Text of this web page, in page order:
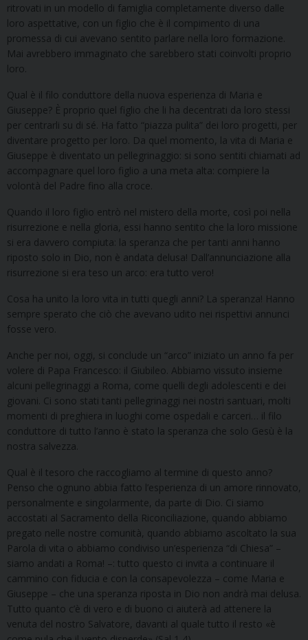
ritrovati in un modello di famiglia completamente diverso dalle
loro aspettative, con un figlio che è il compimento di una
promessa di cui avevano sentito parlare nella loro formazione.
Mai avrebbero immaginato che sarebbero stati coinvolti proprio
loro.
Qual è il filo conduttore della nuova esperienza di Maria e
Giuseppe? È proprio quel figlio che li ha decentrati da loro stessi
per centrarli su di sé. Ha fatto “piazza pulita” dei loro progetti, per
diventare progetto per loro. Da quel momento, la vita di Maria e
Giuseppe è diventato un pellegrinaggio: si sono sentiti chiamati ad
accompagnare quel loro figlio a una meta alta: compiere la
volontà del Padre fino alla croce.
Quando il loro figlio entrò nel mistero della morte, così poi nella
risurrezione e nella gloria, essi hanno sentito che la loro missione
si era davvero compiuta: la speranza che per tanti anni hanno
riposto solo in Dio, non è andata delusa! Dall’annunciazione alla
risurrezione si era teso un arco: era tutto vero!
Cosa ha unito la loro vita in tutti quegli anni? La speranza! Hanno
sempre sperato che ciò che avevano udito nei rispettivi annunci
fosse vero.
Anche per noi, oggi, si conclude un “arco” iniziato un anno fa per
volere di Papa Francesco: il Giubileo. Abbiamo vissuto insieme
alcuni pellegrinaggi a Roma, come quelli degli adolescenti e dei
giovani. Ci sono stati tanti pellegrinaggi nei nostri santuari, molti
momenti di preghiera in luoghi come ospedali e carceri… il filo
conduttore di tutto l’anno è stato la speranza che solo Gesù è la
nostra salvezza.
Qual è il tesoro che raccogliamo al termine di questo anno?
Penso che ognuno abbia fatto l’esperienza di un amore rinnovato,
personalmente e singolarmente, da parte di Dio. Ci siamo
accostati al Sacramento della Riconciliazione, quando abbiamo
pregato nelle nostre comunità, quando abbiamo ascoltato la sua
Parola di vita o abbiamo condiviso un’esperienza “di Chiesa” –
siamo andati a Roma! –: tutto questo ci invita a continuare il
cammino con fiducia e con la consapevolezza – come Maria e
Giuseppe – che una speranza riposta in Dio non andrà mai delusa.
Tutto quanto c’è di vero e di buono ci aiuterà ad attenere la
venuta del nostro Salvatore, davanti al quale tutto il resto «è